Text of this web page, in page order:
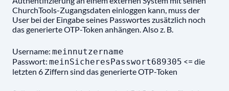
ChurchTools-Zugangsdaten einloggen kann, muss der
User bei der Eingabe seines Passwortes zusätzlich noch
das generierte OTP-Token anhängen. Also z. B.
Username: meinnutzername
Passwort: meinSicheresPasswort689305 <= die
letzten 6 Ziffern sind das generierte OTP-Token